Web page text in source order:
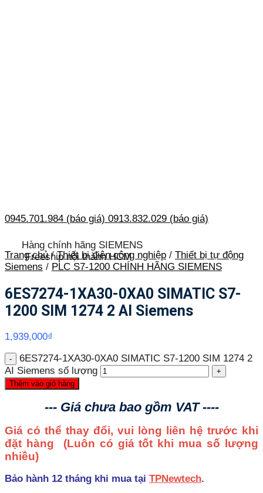
0945.701.984 (báo giá) 0913.832.029 (báo giá)
Hàng chính hãng SIEMENS
Freeship nội thành HCM
Trang chủ / Thiết bị điện công nghiệp / Thiết bị tự động
Siemens / PLC S7-1200 CHÍNH HÃNG SIEMENS
6ES7274-1XA30-0XA0 SIMATIC S7-
1200 SIM 1274 2 AI Siemens
1,939,000₫
6ES7274-1XA30-0XA0 SIMATIC S7-1200 SIM 1274 2
AI Siemens số lượng
Thêm vào giỏ hàng
--- Giá chưa bao gồm VAT ----
Giá có thể thay đổi, vui lòng liên hệ trước khi
đặt hàng (Luôn có giá tốt khi mua số lượng
nhiều)
Bảo hành 12 tháng khi mua tại TPNewtech.